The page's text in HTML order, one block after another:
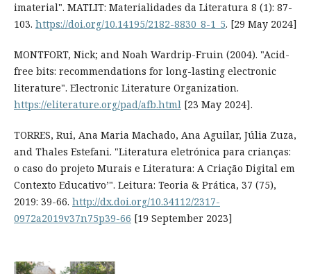
imaterial". MATLIT: Materialidades da Literatura 8 (1): 87-
103. https://doi.org/10.14195/2182-8830_8-1_5. [29 May 2024]
MONTFORT, Nick; and Noah Wardrip-Fruin (2004). "Acid-
free bits: recommendations for long-lasting electronic
literature". Electronic Literature Organization.
https://eliterature.org/pad/afb.html[23 May 2024].
TORRES, Rui, Ana Maria Machado, Ana Aguilar, Júlia Zuza,
and Thales Estefani. "Literatura eletrónica para crianças:
o caso do projeto Murais e Literatura: A Criação Digital em
Contexto Educativo’". Leitura: Teoria & Prática, 37 (75),
2019: 39-66. http://dx.doi.org/10.34112/2317-
0972a2019v37n75p39-66 [19 September 2023]